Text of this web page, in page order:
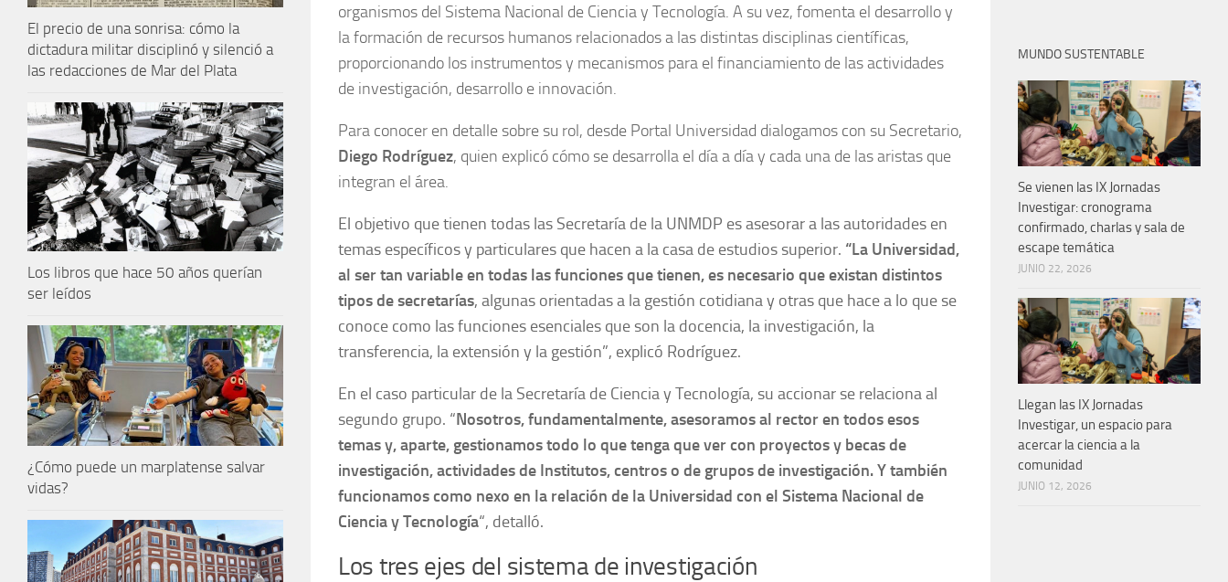
organismos del Sistema Nacional de Ciencia y Tecnología. A su vez, fomenta el desarrollo y
la formación de recursos humanos relacionados a las distintas disciplinas científicas,
proporcionando los instrumentos y mecanismos para el financiamiento de las actividades
de investigación, desarrollo e innovación.
Para conocer en detalle sobre su rol, desde Portal Universidad dialogamos con su Secretario,
Diego Rodríguez, quien explicó cómo se desarrolla el día a día y cada una de las aristas que
integran el área.
El objetivo que tienen todas las Secretaría de la UNMDP es asesorar a las autoridades en
temas específicos y particulares que hacen a la casa de estudios superior. “La Universidad,
al ser tan variable en todas las funciones que tienen, es necesario que existan distintos
tipos de secretarías, algunas orientadas a la gestión cotidiana y otras que hace a lo que se
conoce como las funciones esenciales que son la docencia, la investigación, la
transferencia, la extensión y la gestión”, explicó Rodríguez.
En el caso particular de la Secretaría de Ciencia y Tecnología, su accionar se relaciona al
segundo grupo. “Nosotros, fundamentalmente, asesoramos al rector en todos esos
temas y, aparte, gestionamos todo lo que tenga que ver con proyectos y becas de
investigación, actividades de Institutos, centros o de grupos de investigación. Y también
funcionamos como nexo en la relación de la Universidad con el Sistema Nacional de
Ciencia y Tecnología“, detalló.
Los tres ejes del sistema de investigación
El precio de una sonrisa: cómo la
dictadura militar disciplinó y silenció a
las redacciones de Mar del Plata
Los libros que hace 50 años querían
ser leídos
¿Cómo puede un marplatense salvar
vidas?
MUNDO SUSTENTABLE
Se vienen las IX Jornadas
Investigar: cronograma
confirmado, charlas y sala de
escape temática
JUNIO 22, 2026
Llegan las IX Jornadas
Investigar, un espacio para
acercar la ciencia a la
comunidad
JUNIO 12, 2026